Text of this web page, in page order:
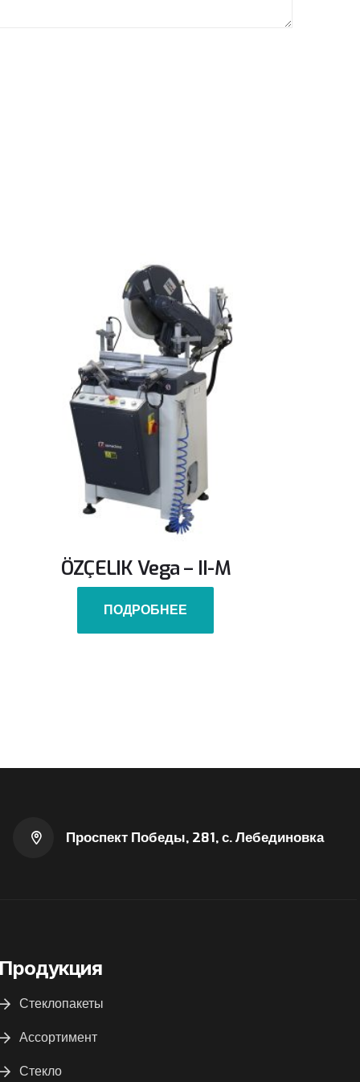
ÖZÇELIK Vega – II-M
ПОДРОБНЕЕ
Проспект Победы, 281, с. Лебединовка
Стеклопакеты
Ассортимент
Стекло